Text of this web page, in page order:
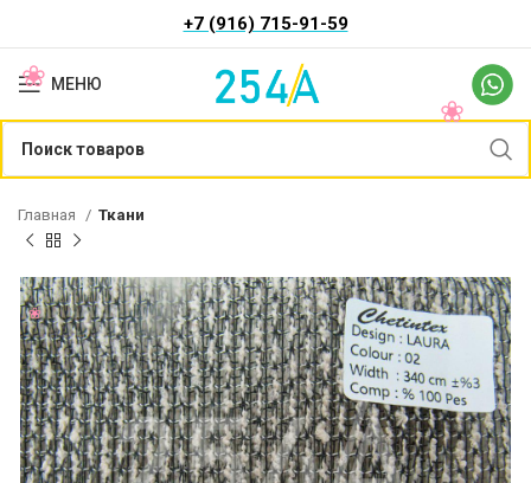
+7 (916) 715-91-59
МЕНЮ
Главная Ткани